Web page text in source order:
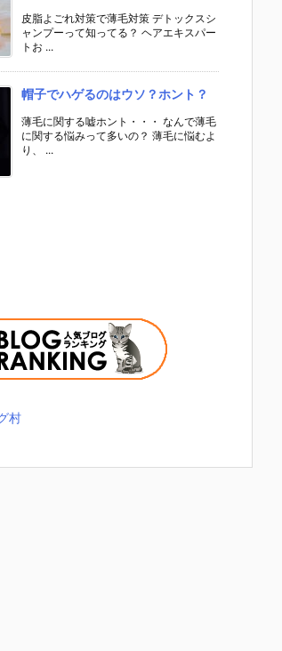
皮脂よごれ対策で薄毛対策 デトックスシ
ャンプーって知ってる？ ヘアエキスパー
トお ...
帽子でハゲるのはウソ？ホント？
薄毛に関する嘘ホント・・・ なんで薄毛
に関する悩みって多いの？ 薄毛に悩むよ
り、 ...